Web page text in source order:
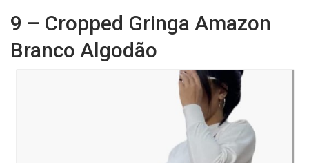
9 – Cropped Gringa Amazon
Branco Algodão